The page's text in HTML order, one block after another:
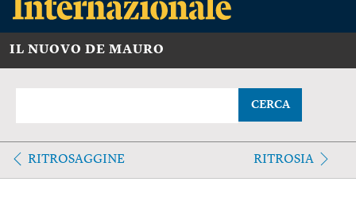
IL NUOVO DE MAURO
CERCA
RITROSAGGINE RITROSIA